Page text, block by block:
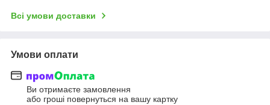
Всі умови доставки
Умови оплати
Ви отримаєте замовлення
або гроші повернуться на вашу картку